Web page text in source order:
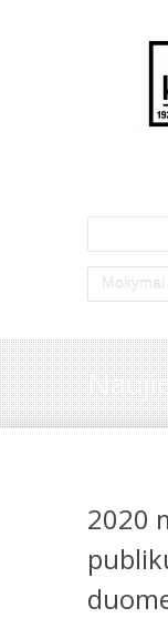
Mokymai
2020